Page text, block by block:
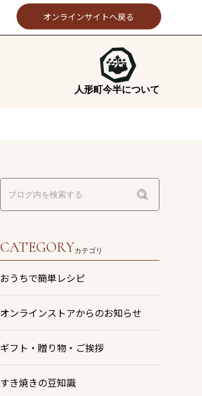
オンラインサイトへ戻る
人形町今半について
CATEGORYカテゴリ
おうちで簡単レシピ
オンラインストアからのお知らせ
ギフト・贈り物・ご挨拶
すき焼きの豆知識